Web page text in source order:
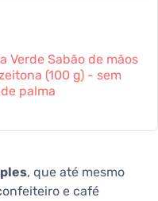
Verde Sabão de mãos
(100 g) - sem
palma
, que até mesmo
e café